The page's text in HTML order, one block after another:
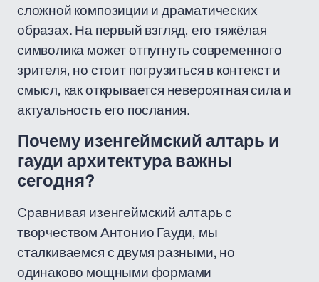
сложной композиции и драматических
образах. На первый взгляд, его тяжёлая
символика может отпугнуть современного
зрителя, но стоит погрузиться в контекст и
смысл, как открывается невероятная сила и
актуальность его послания.
Почему изенгеймский алтарь и
гауди архитектура важны
сегодня?
Сравнивая изенгеймский алтарь с
творчеством Антонио Гауди, мы
сталкиваемся с двумя разными, но
одинаково мощными формами